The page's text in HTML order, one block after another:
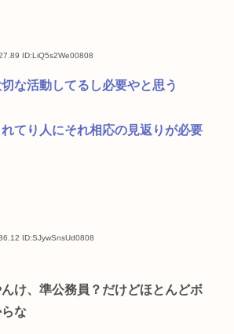
ID:LiQ5s2We00808
な活動してるし必要やと思う
てり人にそれ相応の見返りが必要
ID:SJywSnsUd0808
け、準公務員？だけどほとんどボ
な